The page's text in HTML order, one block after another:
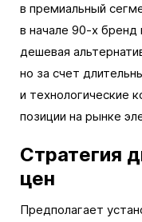
в премиальный
в начале 90-х бренд
дешевая
но за счет
и технологические
позиции на рынке
Стратегия
цен
Предполагает